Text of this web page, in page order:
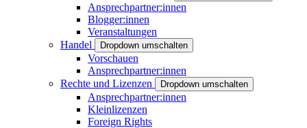
Ansprechpartner:innen
Blogger:innen
Veranstaltungen
Handel
Dropdown umschalten
Vorschauen
Ansprechpartner:innen
Rechte und Lizenzen
Dropdown umschalten
Ansprechpartner:innen
Kleinlizenzen
Foreign Rights